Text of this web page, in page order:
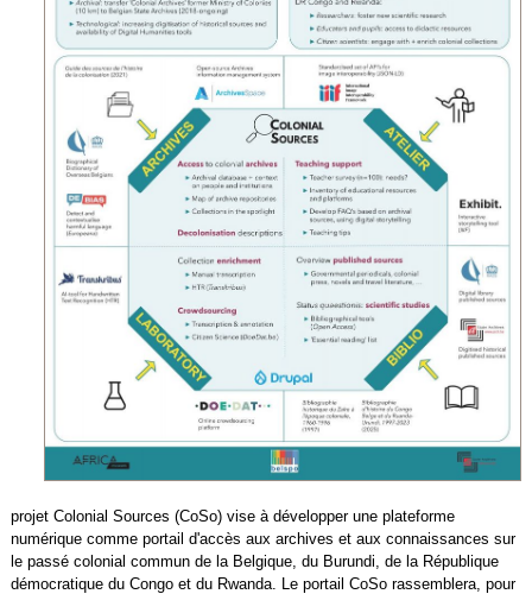
projet Colonial Sources (CoSo) vise à développer une plateforme
numérique comme portail d'accès aux archives et aux connaissances sur
le passé colonial commun de la Belgique, du Burundi, de la République
démocratique du Congo et du Rwanda. Le portail CoSo rassemblera, pour